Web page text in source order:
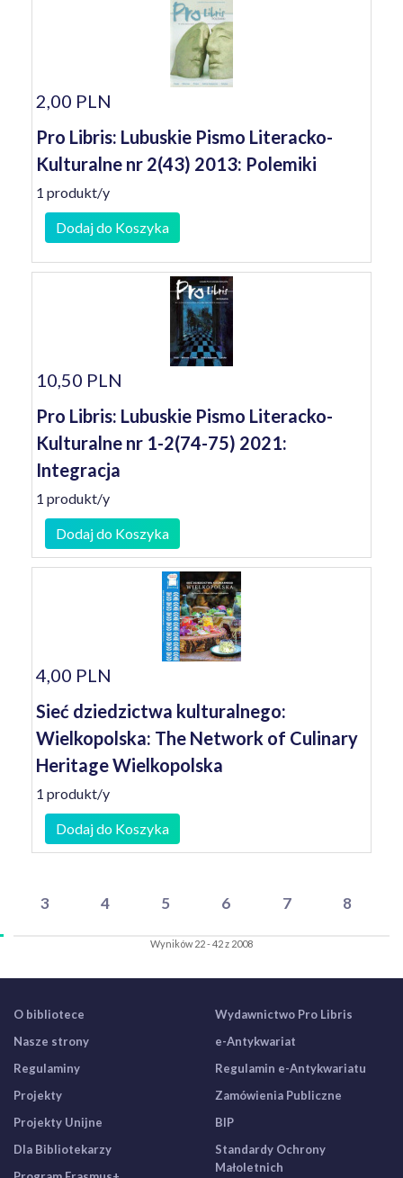
2,00 PLN
Pro Libris: Lubuskie Pismo Literacko-
Kulturalne nr 2(43) 2013: Polemiki
1 produkt/y
Dodaj do Koszyka
10,50 PLN
Pro Libris: Lubuskie Pismo Literacko-
Kulturalne nr 1-2(74-75) 2021:
Integracja
1 produkt/y
Dodaj do Koszyka
4,00 PLN
Sieć dziedzictwa kulturalnego:
Wielkopolska: The Network of Culinary
Heritage Wielkopolska
1 produkt/y
Dodaj do Koszyka
3 4 5 6 7 8
Wyników 22 - 42 z 2008
O bibliotece
Nasze strony
Regulaminy
Projekty
Projekty Unijne
Dla Bibliotekarzy
Wydawnictwo Pro Libris
e-Antykwariat
Regulamin e-Antykwariatu
Zamówienia Publiczne
BIP
Standardy Ochrony
Małoletnich